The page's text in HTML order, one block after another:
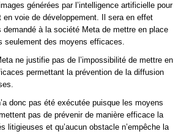
générées par l’intelligence artificielle pour
en voie de développement. Il sera en effet
demandé à la société Meta de mettre en place
seulement des moyens efficaces.
ne justifie pas de l’impossibilité de mettre en
permettant la prévention de la diffusion
donc pas été exécutée puisque les moyens
pas de prévenir de manière efficace la
litigieuses et qu’aucun obstacle n’empêche la